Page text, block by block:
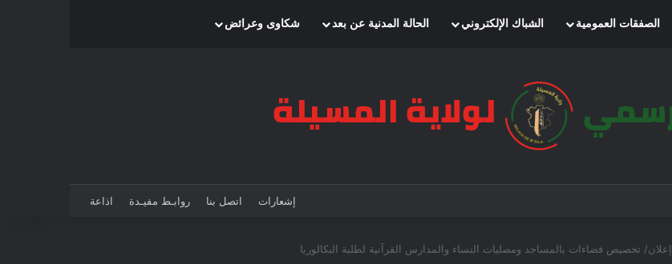
الصفقات العمومية الشباك الإلكتروني الحالة المدنية عن بعد شكاوى وعرائض
إشعارات اتصل بنا روابـط مفيـدة اذاعة
إعلان/ تخصيص فضاءات بالمساجد ومصليات النساء والمدارس القرآنية لطلبة البكالوريا